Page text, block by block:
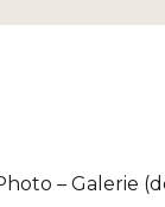
– Galerie